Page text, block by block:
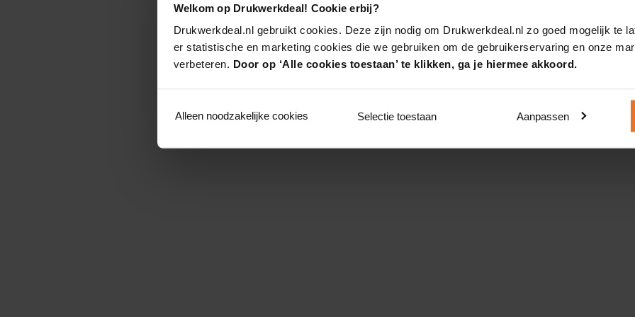
Welkom op Drukwerkdeal! Cookie erbij?
Drukwerkdeal.nl gebruikt cookies. Deze zijn nodig om Drukwerkdeal.nl zo goed mogelijk te
er statistische en marketing cookies die we gebruiken om de gebruikerservaring en onze
verbeteren. Door op ‘Alle cookies toestaan’ te klikken, ga je hiermee akkoord.
Alleen noodzakelijke cookies Selectie toestaan Aanpassen